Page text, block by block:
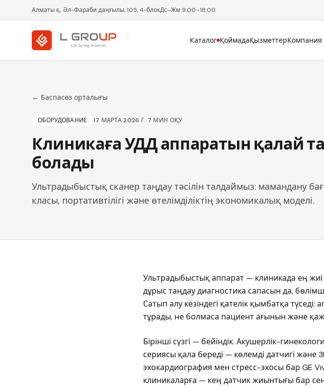
Алматы қ., Әл-Фараби даңғылы, 105, 4-блокДс–Жм 9:00–18:00
Каталог ҚоймадаҚызметтерКомпания
← Баспасөз орталығы
ОБОРУДОВАНИЕ 17 МАРТА 2026 Г.·7 МИН ОҚУ
Клиникаға УДД аппаратын қалай
болады
Ультрадыбыстық сканер таңдау тәсілін талдаймыз: мамандану
класы, портативтілігі және өтелімділіктің экономикалық моделі.
Ультрадыбыстық аппарат — клиникада ең
дұрыс таңдау диагностика сапасын да,
Сатып алу кезіндегі қателік қымбатқа
тұрады, не болмаса пациент ағынын және
Бірінші сүзгі — бейіндік. Акушерлік-
сериясы қала береді — көлемді датчигі
эхокардиография мен стресс-эхосы бар GE
клиникаларға — кең датчик жиынтығы бар